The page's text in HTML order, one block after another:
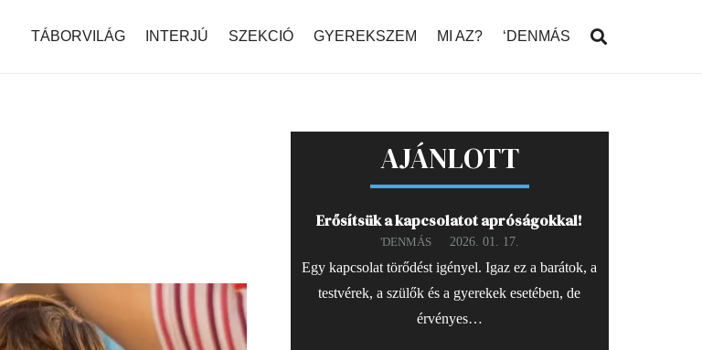
TÁBORVILÁG INTERJÚ SZEKCIÓ GYEREKSZEM MI AZ? ‘DENMÁS
AJÁNLOTT
Erősítsük a kapcsolatot apróságokkal!
'DENMÁS 2026. 01. 17.
Egy kapcsolat törődést igényel. Igaz ez a barátok, a
testvérek, a szülők és a gyerekek esetében, de
érvényes…